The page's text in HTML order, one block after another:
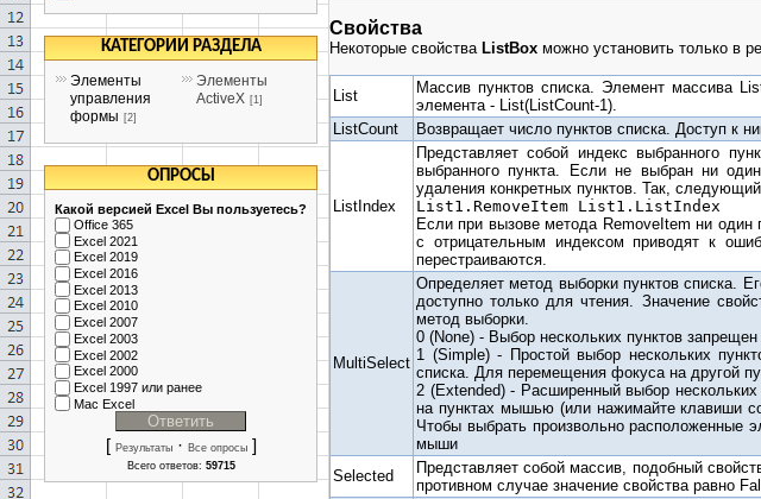
КАТЕГОРИИ РАЗДЕЛА
Элементы
управления
формы [2]
Элементы
ActiveX [1]
ОПРОСЫ
Какой версией Excel Вы пользуетесь?
Office 365
Excel 2021
Excel 2019
Excel 2016
Excel 2013
Excel 2010
Excel 2007
Excel 2003
Excel 2002
Excel 2000
Excel 1997 или ранее
Mac Excel
[ Результаты· Все опросы]
Всего ответов: 59715
Свойства
Некоторые свойства ListBox можно установить только в
List
Массив пунктов списка. Элемент массива
элемента - List(ListCount-1).
ListCount
Возвращает число пунктов списка. Доступ к
ListIndex
Представляет собой индекс выбранного
выбранного пункта. Если не выбран ни
удаления конкретных пунктов. Так,
List1.RemoveItem List1.ListIndex
Если при вызове метода RemoveItem ни один
с отрицательным индексом приводят к
перестраиваются.
MultiSelect
Определяет метод выборки пунктов списка.
доступно только для чтения. Значение
метод выборки.
0 (None) - Выбор нескольких пунктов
1 (Simple) - Простой выбор нескольких
списка. Для перемещения фокуса на другой
2 (Extended) - Расширенный выбор
на пунктах мышью (или нажимайте клавиши
Чтобы выбрать произвольно расположенные
мыши
Selected
Представляет собой массив, подобный
противном случае значение свойства равно